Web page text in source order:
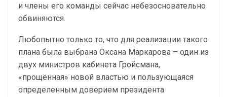
и члены его команды сейчас небезосновательно
обвиняются.
Любопытно только то, что для реализации такого
плана была выбрана Оксана Маркарова – один из
двух министров кабинета Гройсмана,
«прощённая» новой властью и пользующаяся
определенным доверием президента